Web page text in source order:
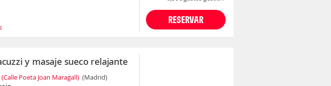
RESERVAR
y masaje sueco relajante
Poeta Joan Maragall) (Madrid)